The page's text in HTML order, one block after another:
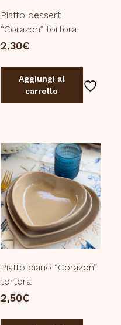
Piatto dessert
“Corazon” tortora
2,30€
Aggiungi al
carrello
Piatto piano “Corazon”
tortora
2,50€